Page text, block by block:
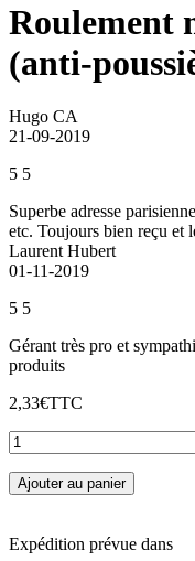
Roulement
(anti-
Hugo CA
21-09-2019
5 5
Superbe adresse
etc. Toujours bien reçu et
Laurent Hubert
01-11-2019
5 5
Gérant très pro et
produits
2,33€TTC
Ajouter au panier
Expédition prévue dans